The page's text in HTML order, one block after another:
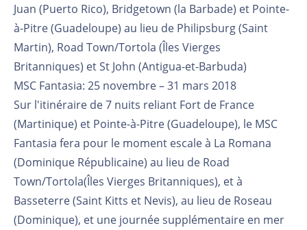
Juan (Puerto Rico), Bridgetown (la Barbade) et Pointe-
à-Pitre (Guadeloupe) au lieu de Philipsburg (Saint
Martin), Road Town/Tortola (Îles Vierges
Britanniques) et St John (Antigua-et-Barbuda)
MSC Fantasia: 25 novembre – 31 mars 2018
Sur l'itinéraire de 7 nuits reliant Fort de France
(Martinique) et Pointe-à-Pitre (Guadeloupe), le MSC
Fantasia fera pour le moment escale à La Romana
(Dominique Républicaine) au lieu de Road
Town/Tortola(Îles Vierges Britanniques), et à
Basseterre (Saint Kitts et Nevis), au lieu de Roseau
(Dominique), et une journée supplémentaire en mer